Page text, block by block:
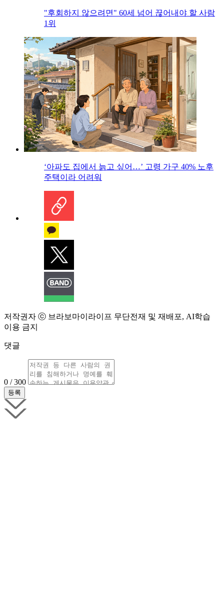
"후회하지 않으려면" 60세 넘어 끊어내야 할 사람
1위
‘아파도 집에서 늙고 싶어…’ 고령 가구 40% 노후
주택이라 어려워
저작권자 ⓒ 브라보마이라이프 무단전재 및 재배포, AI학습
이용 금지
댓글
0 / 300